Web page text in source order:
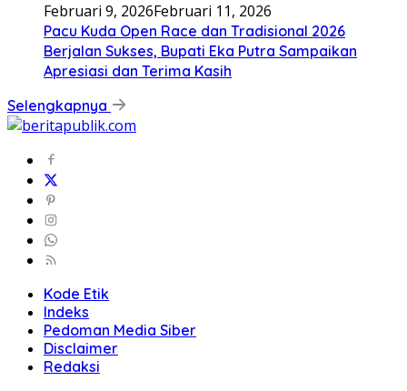
Februari 9, 2026Februari 11, 2026
Pacu Kuda Open Race dan Tradisional 2026
Berjalan Sukses, Bupati Eka Putra Sampaikan
Apresiasi dan Terima Kasih
Selengkapnya
Kode Etik
Indeks
Pedoman Media Siber
Disclaimer
Redaksi